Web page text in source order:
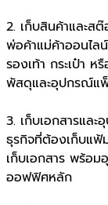
2. เก็บสินค้าและส
พ่อค้าแม่ค้าออนไล
รองเท้า กระเป๋า ห
พัสดุและอุปกรณ์แพ็
3. เก็บเอกสารแล
ธุรกิจที่ต้องเก็บแฟ้
เก็บเอกสาร พร้อ
ออฟฟิศหลัก